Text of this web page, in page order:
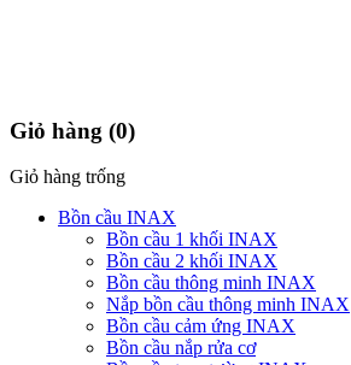
Giỏ hàng (0)
Giỏ hàng trống
Bồn cầu INAX
Bồn cầu 1 khối INAX
Bồn cầu 2 khối INAX
Bồn cầu thông minh INAX
Nắp bồn cầu thông minh INAX
Bồn cầu cảm ứng INAX
Bồn cầu nắp rửa cơ